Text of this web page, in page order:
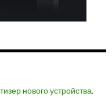
нового устройства,